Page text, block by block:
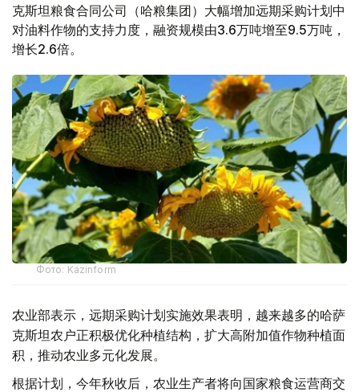
克斯坦粮食合同公司（哈粮集团）大幅增加远期采购计划中
对油料作物的支持力度，融资规模由3.6万吨增至9.5万吨，
增长2.6倍。
Фото: Kazinform
农业部表示，远期采购计划实施效果表明，越来越多的哈萨
克斯坦农户正积极优化种植结构，扩大高附加值作物种植面
积，推动农业多元化发展。
根据计划，今年秋收后，农业生产者将向国家粮食运营商交